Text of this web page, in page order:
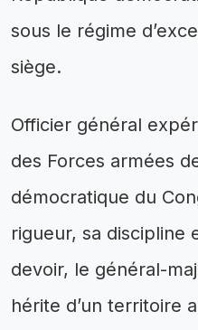
sous le régime
siège.
Officier général
des Forces armées
démocratique du
rigueur, sa discipline
devoir, le général-
hérite d’un territoire